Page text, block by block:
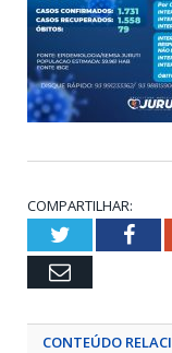
COMPARTILHAR:
Twitter
Email
CONTEÚDO